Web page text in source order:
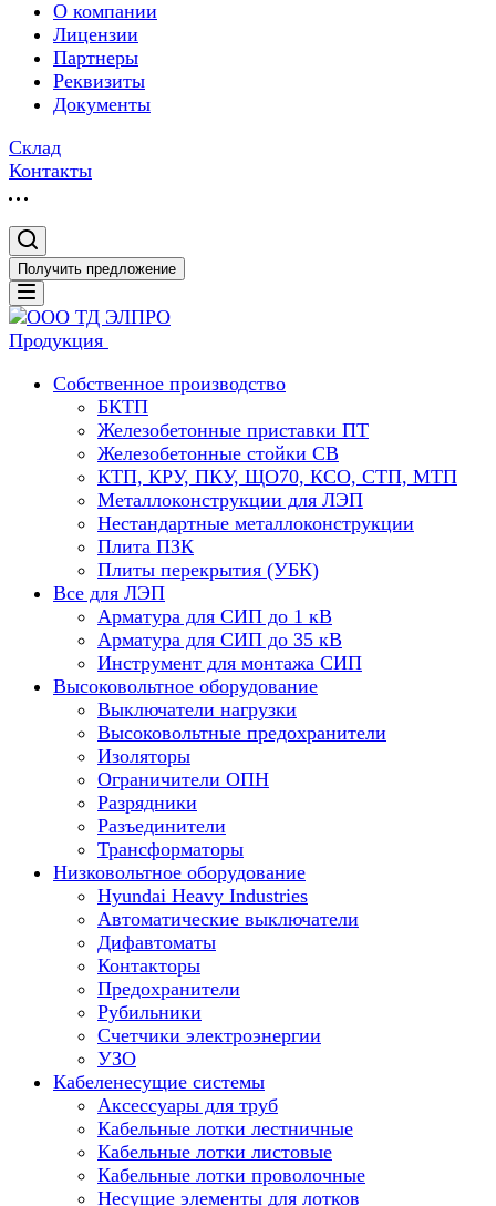
О компании
Лицензии
Партнеры
Реквизиты
Документы
Склад
Контакты
Получить предложение
Продукция
Собственное производство
БКТП
Железобетонные приставки ПТ
Железобетонные стойки СВ
КТП, КРУ, ПКУ, ЩО70, КСО, СТП, МТП
Металлоконструкции для ЛЭП
Нестандартные металлоконструкции
Плита ПЗК
Плиты перекрытия (УБК)
Все для ЛЭП
Арматура для СИП до 1 кВ
Арматура для СИП до 35 кВ
Инструмент для монтажа СИП
Высоковольтное оборудование
Выключатели нагрузки
Высоковольтные предохранители
Изоляторы
Ограничители ОПН
Разрядники
Разъединители
Трансформаторы
Низковольтное оборудование
Hyundai Heavy Industries
Автоматические выключатели
Дифавтоматы
Контакторы
Предохранители
Рубильники
Счетчики электроэнергии
УЗО
Кабеленесущие системы
Аксессуары для труб
Кабельные лотки лестничные
Кабельные лотки листовые
Кабельные лотки проволочные
Несущие элементы для лотков